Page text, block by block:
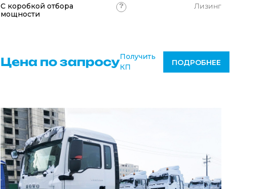
С коробкой отбора
мощности
? Лизинг
Цена по запросуПолучить
КП
ПОДРОБНЕЕ